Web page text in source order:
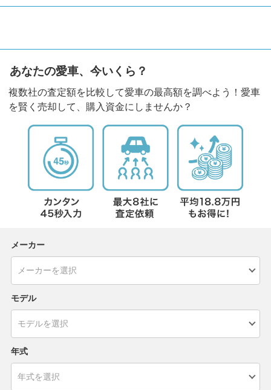
あなたの愛車、今いくら？
複数社の査定額を比較して愛車の最高額を調べよう！愛車
を賢く売却して、購入資金にしませんか？
メーカー
モデル
年式